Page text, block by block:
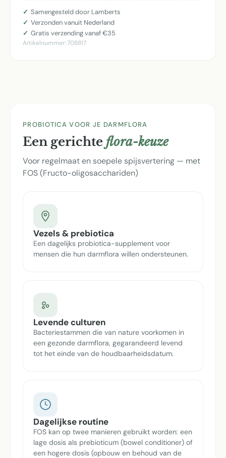
Samengesteld door Lamberts
Verzonden vanuit Nederland
Gratis verzending vanaf €35
Artikelnummer:708817
PROBIOTICA VOOR JE DARMFLORA
Een gerichte flora-keuze
Voor regelmaat en soepele spijsvertering — met
FOS (Fructo-oligosacchariden)
Vezels & prebiotica
Een dagelijks probiotica-supplement voor
mensen die hun darmflora willen ondersteunen.
Levende culturen
Bacteriestammen die van nature voorkomen in
een gezonde darmflora, gegarandeerd levend
tot het einde van de houdbaarheidsdatum.
Dagelijkse routine
FOS kan op twee manieren gebruikt worden: een
lage dosis als prebioticum (bowel conditioner) of
een hogere dosis (opbouw en behoud van de